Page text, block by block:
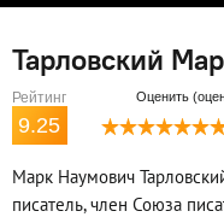
Тарловский
Рейтинг
9.25
Оценить
Марк Наумович
писатель, член Союза